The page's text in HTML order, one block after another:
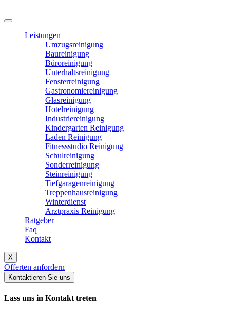
Leistungen
Umzugsreinigung
Baureinigung
Büroreinigung
Unterhaltsreinigung
Fensterreinigung
Gastronomiereinigung
Glasreinigung
Hotelreinigung
Industriereinigung
Kindergarten Reinigung
Laden Reinigung
Fitnessstudio Reinigung
Schulreinigung
Sonderreinigung
Steinreinigung
Tiefgaragenreinigung
Treppenhausreinigung
Winterdienst
Arztpraxis Reinigung
Ratgeber
Faq
Kontakt
X
Offerten anfordern
Kontaktieren Sie uns
Lass uns in Kontakt treten